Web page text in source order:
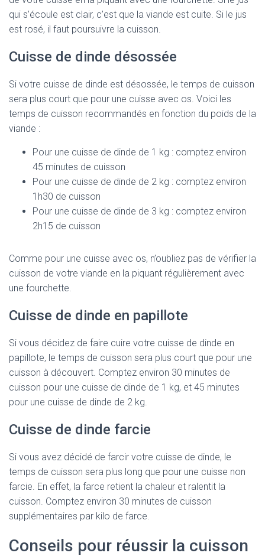
qui s’écoule est clair, c’est que la viande est cuite. Si le jus
est rosé, il faut poursuivre la cuisson.
Cuisse de dinde désossée
Si votre cuisse de dinde est désossée, le temps de cuisson
sera plus court que pour une cuisse avec os. Voici les
temps de cuisson recommandés en fonction du poids de la
viande :
Pour une cuisse de dinde de 1 kg : comptez environ
45 minutes de cuisson
Pour une cuisse de dinde de 2 kg : comptez environ
1h30 de cuisson
Pour une cuisse de dinde de 3 kg : comptez environ
2h15 de cuisson
Comme pour une cuisse avec os, n’oubliez pas de vérifier la
cuisson de votre viande en la piquant régulièrement avec
une fourchette.
Cuisse de dinde en papillote
Si vous décidez de faire cuire votre cuisse de dinde en
papillote, le temps de cuisson sera plus court que pour une
cuisson à découvert. Comptez environ 30 minutes de
cuisson pour une cuisse de dinde de 1 kg, et 45 minutes
pour une cuisse de dinde de 2 kg.
Cuisse de dinde farcie
Si vous avez décidé de farcir votre cuisse de dinde, le
temps de cuisson sera plus long que pour une cuisse non
farcie. En effet, la farce retient la chaleur et ralentit la
cuisson. Comptez environ 30 minutes de cuisson
supplémentaires par kilo de farce.
Conseils pour réussir la cuisson